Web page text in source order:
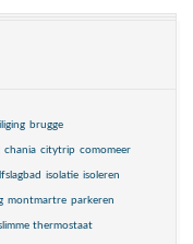
brugge
chania citytrip comomeer
isolatie isoleren
montmartre parkeren
thermostaat